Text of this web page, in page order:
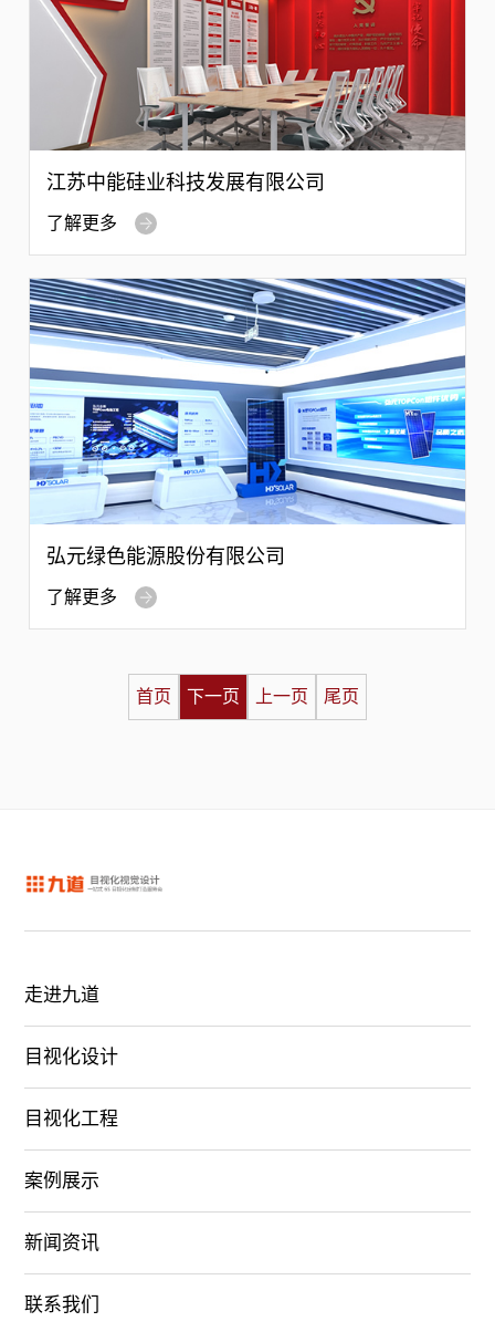
江苏中能硅业科技发展有限公司
了解更多
弘元绿色能源股份有限公司
了解更多
首页 下一页 上一页 尾页
走进九道
目视化设计
目视化工程
案例展示
新闻资讯
联系我们